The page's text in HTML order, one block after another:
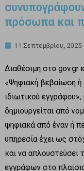
πρόσωπα και
11 Σεπτεμβρίου, 2025
Διαθέσιμη στο gov.gr
«Ψηφιακή βεβαίωση
ιδιωτικού
δημιουργείται από
ψηφιακά από έναν ή
υπηρεσία έχει ως
και να απλουστεύσει
εγγράφων στο